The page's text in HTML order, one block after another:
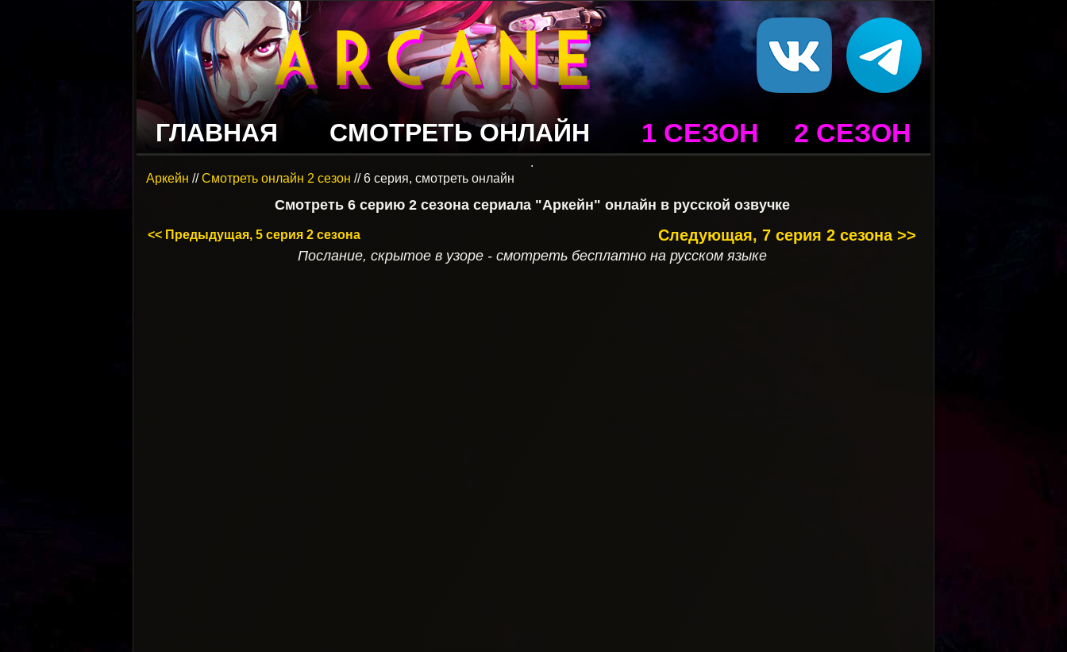
ГЛАВНАЯ СМОТРЕТЬ ОНЛАЙН 1 СЕЗОН 2 СЕЗОН
.
Аркейн //Смотреть онлайн 2 сезон // 6 серия, смотреть онлайн
Смотреть 6 серию 2 сезона сериала "Аркейн" онлайн в русской озвучке
<< Предыдущая, 5 серия 2 сезона Следующая, 7 серия 2 сезона >>
Послание, скрытое в узоре - смотреть бесплатно на русском языке